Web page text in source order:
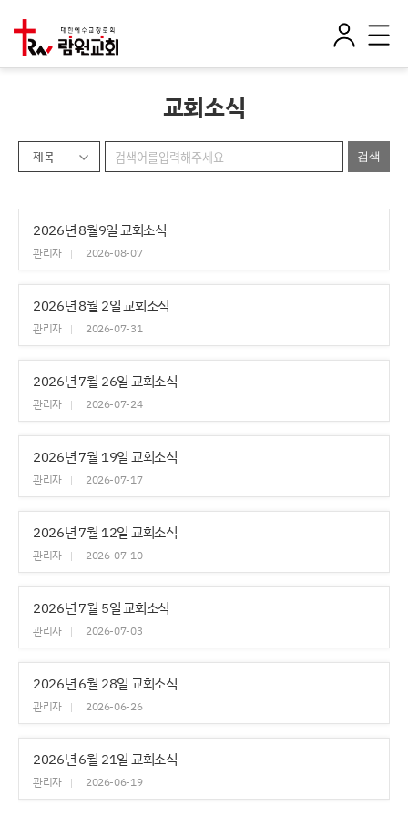
그
전
체
교회소식
제목
2026년 8월9일 교회소식
관리자 2026-08-07
2026년 8월 2일 교회소식
관리자 2026-07-31
2026년 7월 26일 교회소식
관리자 2026-07-24
2026년 7월 19일 교회소식
관리자 2026-07-17
2026년 7월 12일 교회소식
관리자 2026-07-10
2026년 7월 5일 교회소식
관리자 2026-07-03
2026년 6월 28일 교회소식
관리자 2026-06-26
2026년 6월 21일 교회소식
관리자 2026-06-19